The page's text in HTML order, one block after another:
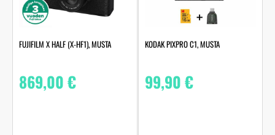
FUJIFILM X HALF (X-HF1), MUSTA
869,00€
KODAK PIXPRO C1, MUSTA
99,90€